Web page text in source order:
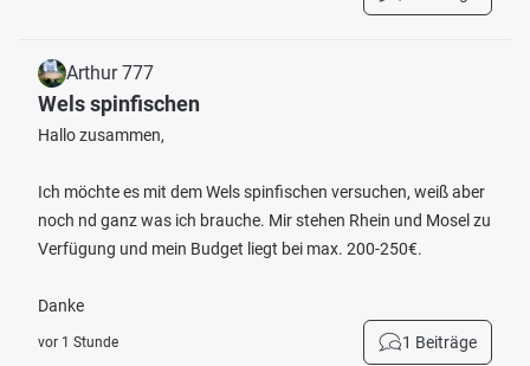
Arthur 777
Wels spinfischen
Hallo zusammen,
Ich möchte es mit dem Wels spinfischen versuchen, weiß aber
noch nd ganz was ich brauche. Mir stehen Rhein und Mosel zu
Verfügung und mein Budget liegt bei max. 200-250€.
Danke
vor 1 Stunde 1 Beiträge